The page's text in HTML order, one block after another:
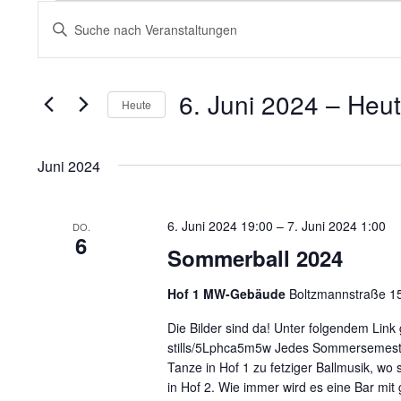
Veranstaltungen
Veranstaltungen
Suche
und
Navigation
Bitte
Suche
Schlüsselwort.
Heute 6. Juni 2024 –
Juni 2024
DO.
6 Sommerball 2024
6. Juni 2024 19:00 –7. Juni 2024 1:00
Hof 1 MW-Gebäude Boltzmannstraße
Die Bilder sind da! Unter folgendem
stills/5Lphca5m5w Jedes
Tanze in Hof 1 zu fetziger Ballmusik,
in Hof 2. Wie immer wird es eine Bar